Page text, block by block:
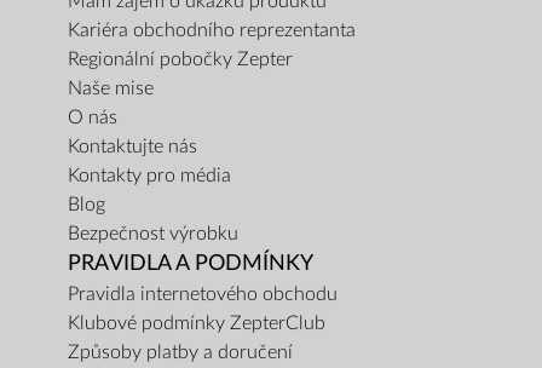
Kariéra obchodního reprezentanta
Regionální pobočky Zepter
Naše mise
O nás
Kontaktujte nás
Kontakty pro média
Blog
Bezpečnost výrobku
PRAVIDLA A PODMÍNKY
Pravidla internetového obchodu
Klubové podmínky ZepterClub
Způsoby platby a doručení